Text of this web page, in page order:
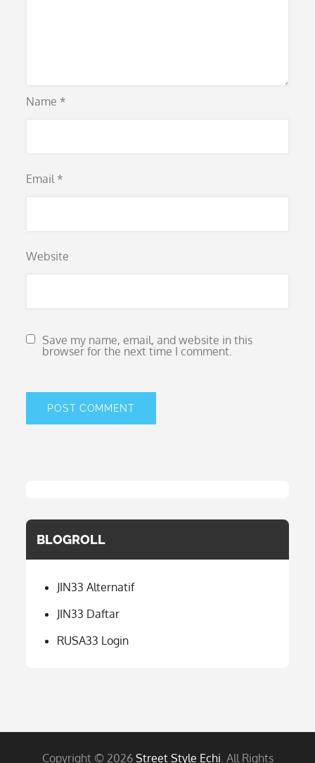
Name *
Email *
Website
Save my name, email, and website in this
browser for the next time I comment.
BLOGROLL
JIN33 Alternatif
JIN33 Daftar
RUSA33 Login
Copyright © 2026 Street Style Echi. All Rights